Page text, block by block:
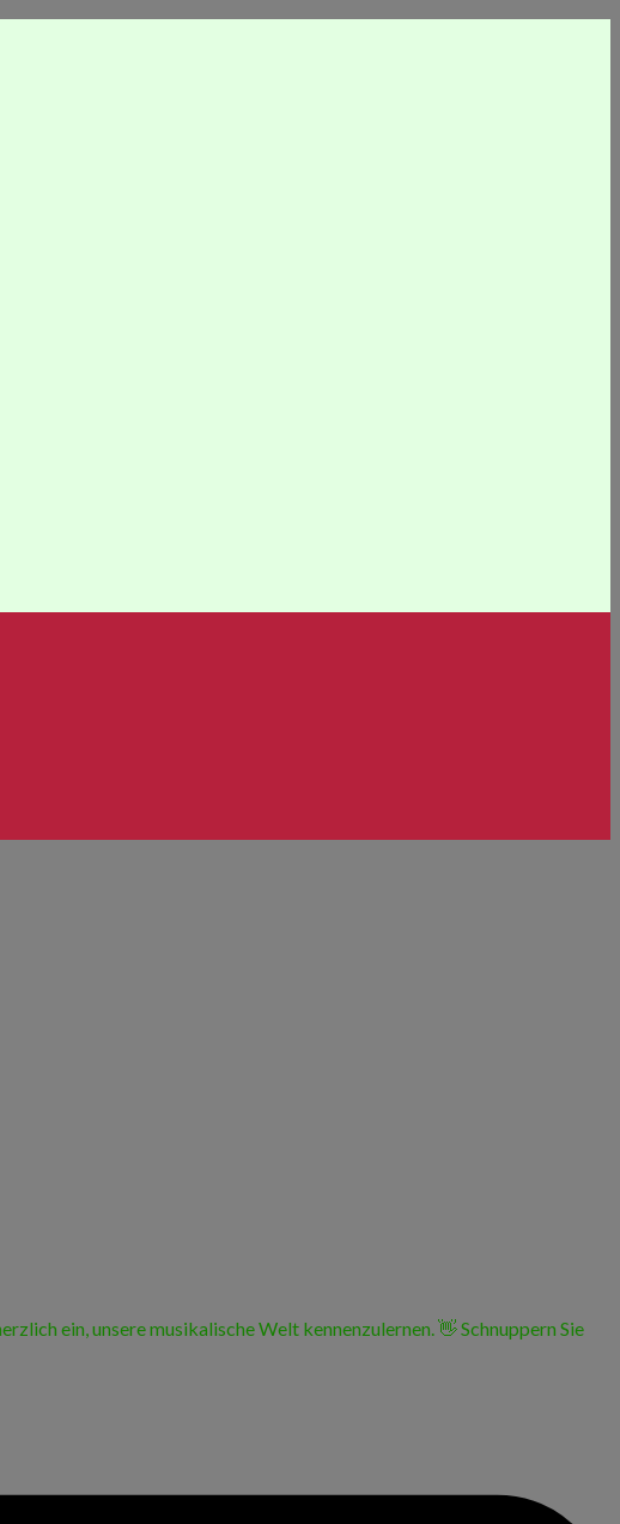
ein, unsere musikalische Welt kennenzulernen. 👋 Schnuppern Sie